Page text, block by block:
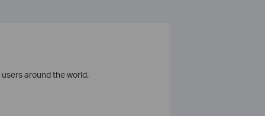
around the world.